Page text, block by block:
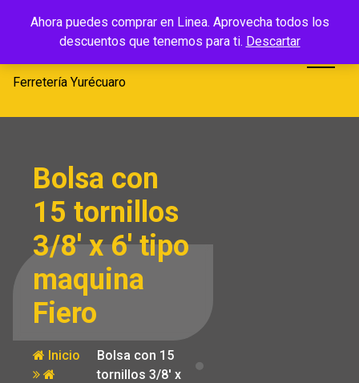
Ahora puedes comprar en Linea. Aprovecha todos los
descuentos que tenemos para ti. Descartar
Ferretería
Yurécuaro
Ferretería Yurécuaro
Bolsa con
15 tornillos
3/8′ x 6′ tipo
maquina
Fiero
Inicio
Bolsa con 15
tornillos 3/8′ x